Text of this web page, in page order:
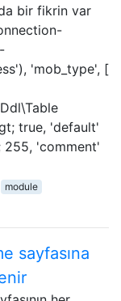
bir fikrin var
'mob_type', [
true, 'default'
255, 'comment'
module
sayfasına